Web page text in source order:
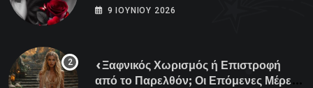
9 ΙΟΥΝΊΟΥ 2026
«Ξαφνικός Χωρισμός ή Επιστροφή
από το Παρελθόν; Οι Επόμενες Μέρες